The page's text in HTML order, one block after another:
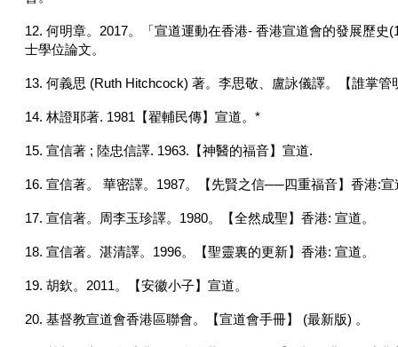
12. 何明章。2017。「宣道運動在香港- 香港宣道會的發展歷史
士學位論文。
13. 何義思 (Ruth Hitchcock) 著。李思敬、盧詠儀譯。【誰掌
14. 林證耶著. 1981【翟輔民傳】宣道。*
15. 宣信著 ; 陸忠信譯. 1963.【神醫的福音】宣道.
16. 宣信著。 華密譯。1987。【先賢之信──四重福音】香港:宣
17. 宣信著。周李玉珍譯。1980。【全然成聖】香港: 宣道。
18. 宣信著。湛清譯。1996。【聖靈裏的更新】香港: 宣道。
19. 胡欽。2011。【安徽小子】宣道。
20. 基督教宣道會香港區聯會。【宣道會手冊】 (最新版) 。